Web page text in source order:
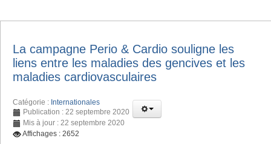
La campagne Perio & Cardio souligne les
liens entre les maladies des gencives et les
maladies cardiovasculaires
Catégorie : Internationales
Publication : 22 septembre 2020
Mis à jour : 22 septembre 2020
Affichages : 2652